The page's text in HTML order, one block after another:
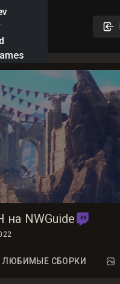
на NWGuide
ЛЮБИМЫЕ СБОРКИ